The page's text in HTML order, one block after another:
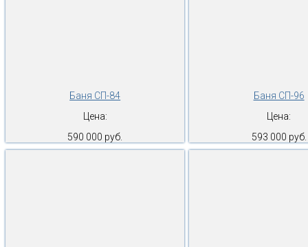
Баня СП-84
Цена:
590 000 руб.
Баня СП-96
Цена:
593 000 руб.